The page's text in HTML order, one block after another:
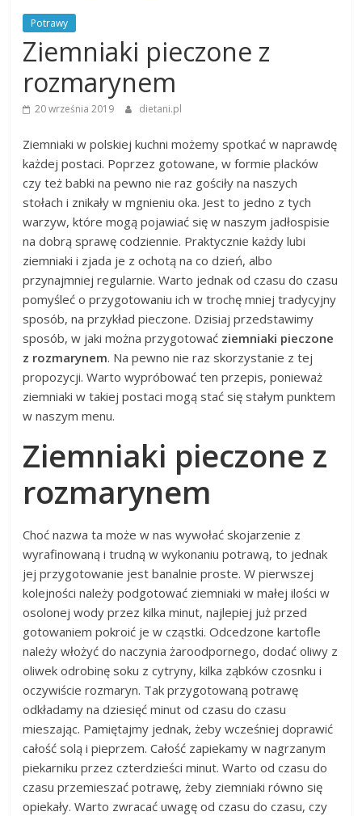
Potrawy
Ziemniaki pieczone z
rozmarynem
20 września 2019 dietani.pl
Ziemniaki w polskiej kuchni możemy spotkać w naprawdę
każdej postaci. Poprzez gotowane, w formie placków
czy też babki na pewno nie raz gościły na naszych
stołach i znikały w mgnieniu oka. Jest to jedno z tych
warzyw, które mogą pojawiać się w naszym jadłospisie
na dobrą sprawę codziennie. Praktycznie każdy lubi
ziemniaki i zjada je z ochotą na co dzień, albo
przynajmniej regularnie. Warto jednak od czasu do czasu
pomyśleć o przygotowaniu ich w trochę mniej tradycyjny
sposób, na przykład pieczone. Dzisiaj przedstawimy
sposób, w jaki można przygotować ziemniaki pieczone
z rozmarynem. Na pewno nie raz skorzystanie z tej
propozycji. Warto wypróbować ten przepis, ponieważ
ziemniaki w takiej postaci mogą stać się stałym punktem
w naszym menu.
Ziemniaki pieczone z
rozmarynem
Choć nazwa ta może w nas wywołać skojarzenie z
wyrafinowaną i trudną w wykonaniu potrawą, to jednak
jej przygotowanie jest banalnie proste. W pierwszej
kolejności należy podgotować ziemniaki w małej ilości w
osolonej wody przez kilka minut, najlepiej już przed
gotowaniem pokroić je w cząstki. Odcedzone kartofle
należy włożyć do naczynia żaroodpornego, dodać oliwy z
oliwek odrobinę soku z cytryny, kilka ząbków czosnku i
oczywiście rozmaryn. Tak przygotowaną potrawę
odkładamy na dziesięć minut od czasu do czasu
mieszając. Pamiętajmy jednak, żeby wcześniej doprawić
całość solą i pieprzem. Całość zapiekamy w nagrzanym
piekarniku przez czterdzieści minut. Warto od czasu do
czasu przemieszać potrawę, żeby ziemniaki równo się
opiekały. Warto zwracać uwagę od czasu do czasu, czy